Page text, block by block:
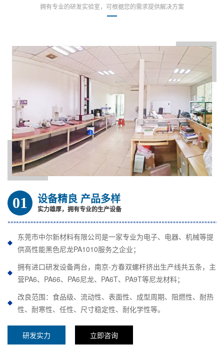
拥有专业的研发实验室，可根据您的需求提供解决方案
01 设备精良 产品多样
实力雄厚，拥有专业的生产设备
东莞市中尔新材料有限公司是一家专业为电子、电器、机械等提
供高性能黑色尼龙PA1010服务之企业；
拥有进口研发设备两台，南京-方春双螺杆挤出生产线共五条，主
营PA6、PA66、PA6尼龙、PA6T、PA9T等尼龙材料；
改良范围：食品级、流动性、表面性、成型周期、阻燃性、耐热
性、耐寒性、任性、尺寸稳定性、耐化学性等。
研发实力 立即咨询